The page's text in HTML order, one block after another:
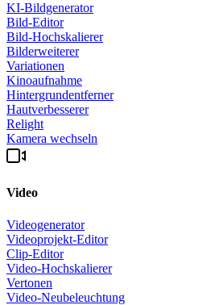
KI-Bildgenerator
Bild-Editor
Bild-Hochskalierer
Bilderweiterer
Variationen
Kinoaufnahme
Hintergrundentferner
Hautverbesserer
Relight
Kamera wechseln
Video
Videogenerator
Videoprojekt-Editor
Clip-Editor
Video-Hochskalierer
Vertonen
Video-Neubeleuchtung